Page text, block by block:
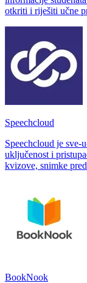
otkriti i riješiti učne
Speechcloud
Speechcloud je
uključenost i
kvizove, snimke
BookNook